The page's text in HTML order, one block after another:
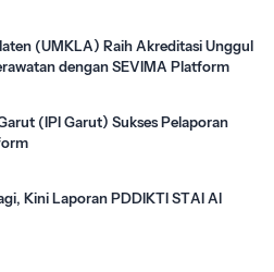
(UMKLA) Raih Akreditasi Unggul
dengan SEVIMA Platform
(IPI Garut) Sukses Pelaporan
Kini Laporan PDDIKTI STAI Al